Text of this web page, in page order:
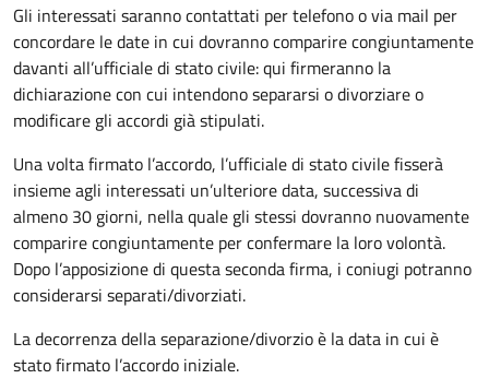
Gli interessati saranno contattati per telefono o via mail per
concordare le date in cui dovranno comparire congiuntamente
davanti all’ufficiale di stato civile: qui firmeranno la
dichiarazione con cui intendono separarsi o divorziare o
modificare gli accordi già stipulati.
Una volta firmato l’accordo, l’ufficiale di stato civile fisserà
insieme agli interessati un’ulteriore data, successiva di
almeno 30 giorni, nella quale gli stessi dovranno nuovamente
comparire congiuntamente per confermare la loro volontà.
Dopo l’apposizione di questa seconda firma, i coniugi potranno
considerarsi separati/divorziati.
La decorrenza della separazione/divorzio è la data in cui è
stato firmato l’accordo iniziale.